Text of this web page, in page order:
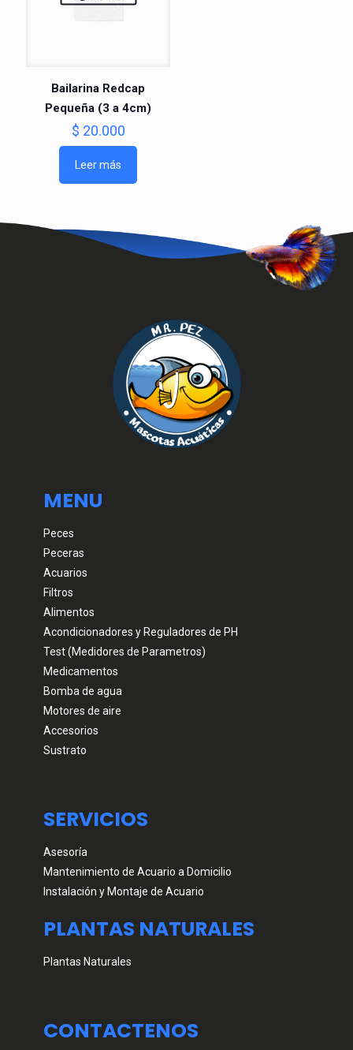
Bailarina Redcap
Pequeña (3 a 4cm)
$ 20.000
Leer más
MENU
Peces
Peceras
Acuarios
Filtros
Alimentos
Acondicionadores y Reguladores de PH
Test (Medidores de Parametros)
Medicamentos
Bomba de agua
Motores de aire
Accesorios
Sustrato
SERVICIOS
Asesoría
Mantenimiento de Acuario a Domicilio
Instalación y Montaje de Acuario
PLANTAS NATURALES
Plantas Naturales
CONTACTENOS